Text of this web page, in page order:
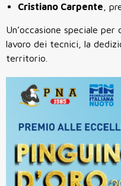
Cristiano Carpente ,
Un’occasione speciale
lavoro dei tecnici, la
territorio.